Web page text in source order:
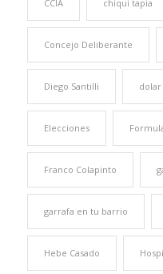
CCIA chiqui tapia
Concejo Deliberante
Diego Santilli dolar
Elecciones
Franco Colapinto
garrafa en tu barrio
Hebe Casado